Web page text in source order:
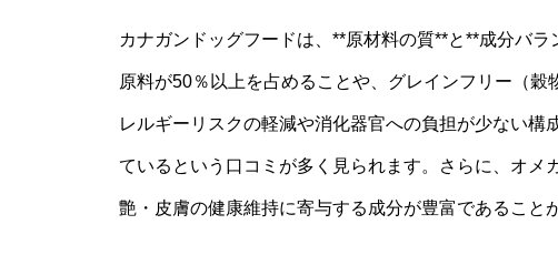
カナガンドッグフードは、**原材料の質**と**成分バ
原料が50％以上を占めることや、グレインフリー（
レルギーリスクの軽減や消化器官への負担が少ない
ているという口コミが多く見られます。さらに、オメ
艶・皮膚の健康維持に寄与する成分が豊富であること